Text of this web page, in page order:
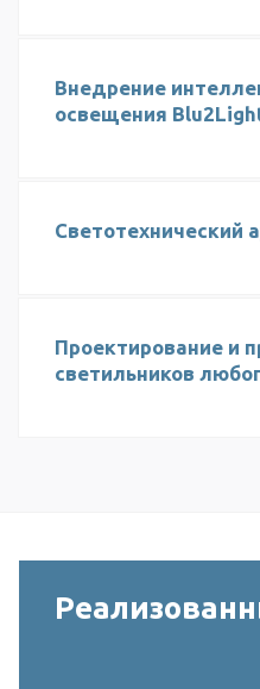
Внедрение
освещения
Светотехнический
Проектирование и
светильников